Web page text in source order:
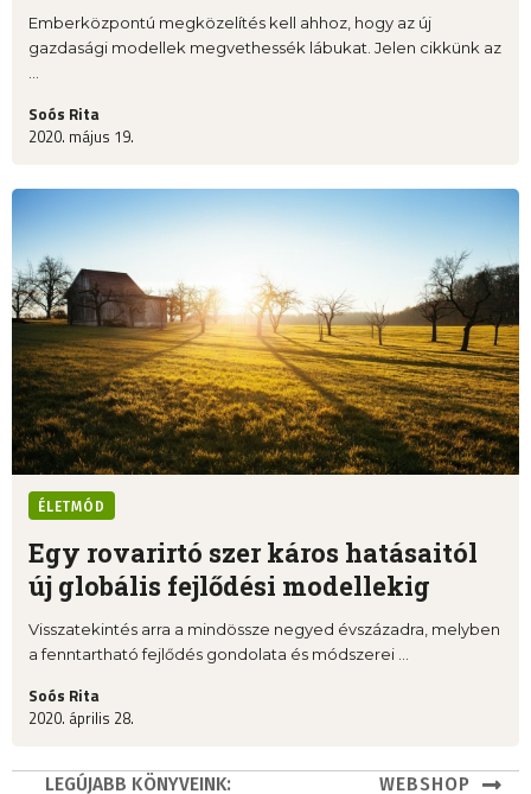
Emberközpontú megközelítés kell ahhoz, hogy az új
gazdasági modellek megvethessék lábukat. Jelen cikkünk az
Soós Rita
2020. május 19.
ÉLETMÓD
Egy rovarirtó szer káros hatásaitól
új globális fejlődési modellekig
Visszatekintés arra a mindössze negyed évszázadra, melyben
a fenntartható fejlődés gondolata és módszerei ...
Soós Rita
2020. április 28.
LEGÚJABB KÖNYVEINK: WEBSHOP